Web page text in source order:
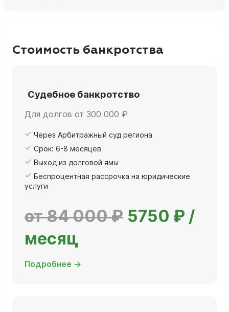
Стоимость банкротства
Судебное банкротство
Для долгов от 300 000 ₽
Через Арбитражный суд региона
Срок: 6-8 месяцев
Выход из долговой ямы
Беспроцентная рассрочка на юридические
услуги
от 84 000 ₽ 5750 ₽ /
месяц
Подробнее →